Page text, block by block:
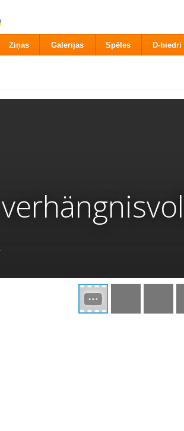
Ziņas Galerijas Spēles D-biedri